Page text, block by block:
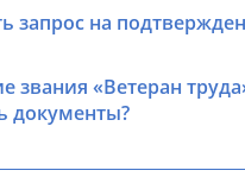
запрос на
звания «Ветеран
документы?